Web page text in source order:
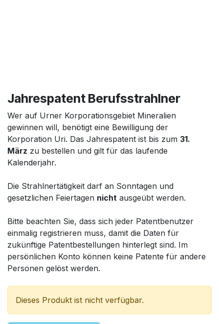
Jahrespatent Berufsstrahlner
Wer auf Urner Korporationsgebiet Mineralien
gewinnen will, benötigt eine Bewilligung der
Korporation Uri. Das Jahrespatent ist bis zum 31.
März zu bestellen und gilt für das laufende
Kalenderjahr.
Die Strahlnertätigkeit darf an Sonntagen und
gesetzlichen Feiertagen nicht ausgeübt werden.
Bitte beachten Sie, dass sich jeder Patentbenutzer
einmalig registrieren muss, damit die Daten für
zukünftige Patentbestellungen hinterlegt sind. Im
persönlichen Konto können keine Patente für andere
Personen gelöst werden.
Dieses Produkt ist nicht verfügbar.